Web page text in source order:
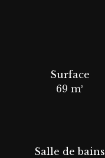
Surface
69m²
Salle de bains